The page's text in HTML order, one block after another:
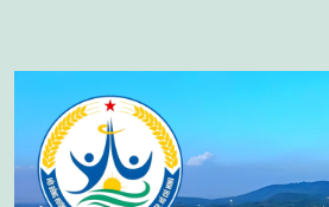
content